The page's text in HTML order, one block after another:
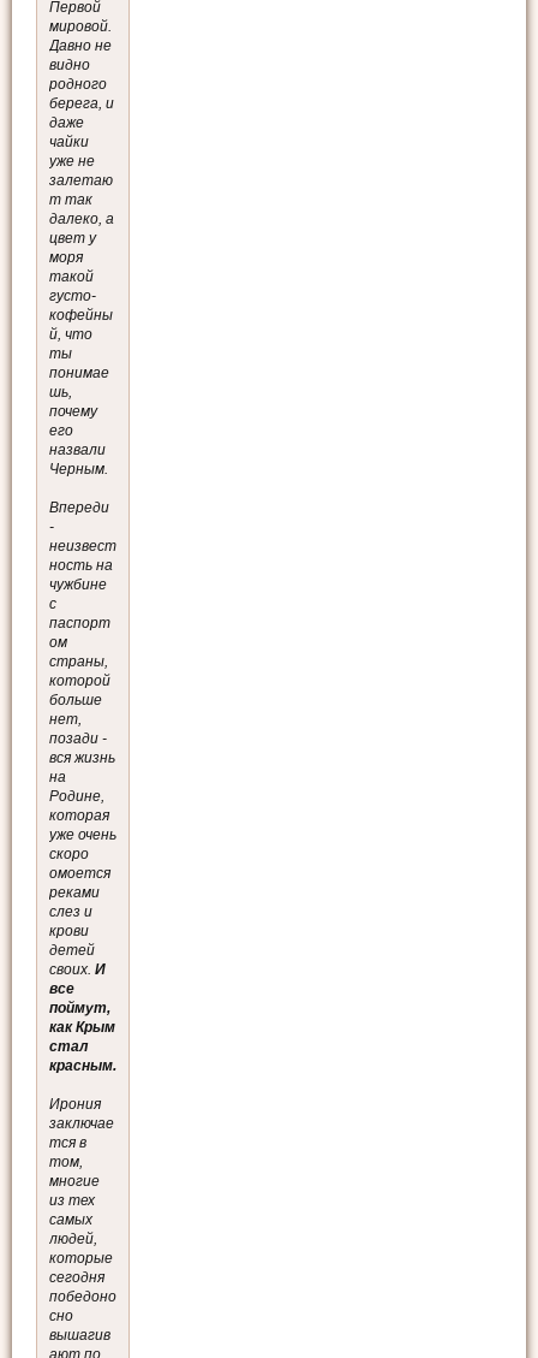
Первой
мировой.
Давно не
видно
родного
берега, и
даже
чайки
уже не
залетаю
т так
далеко, а
цвет у
моря
такой
густо-
кофейны
й, что
ты
понимае
шь,
почему
его
назвали
Черным.
Впереди
-
неизвест
ность на
чужбине
с
паспорт
ом
страны,
которой
больше
нет,
позади -
вся жизнь
на
Родине,
которая
уже очень
скоро
омоется
реками
слез и
крови
детей
своих. И
все
поймут,
как Крым
стал
красным.
Ирония
заключае
тся в
том,
многие
из тех
самых
людей,
которые
сегодня
победоно
сно
вышагив
ают по